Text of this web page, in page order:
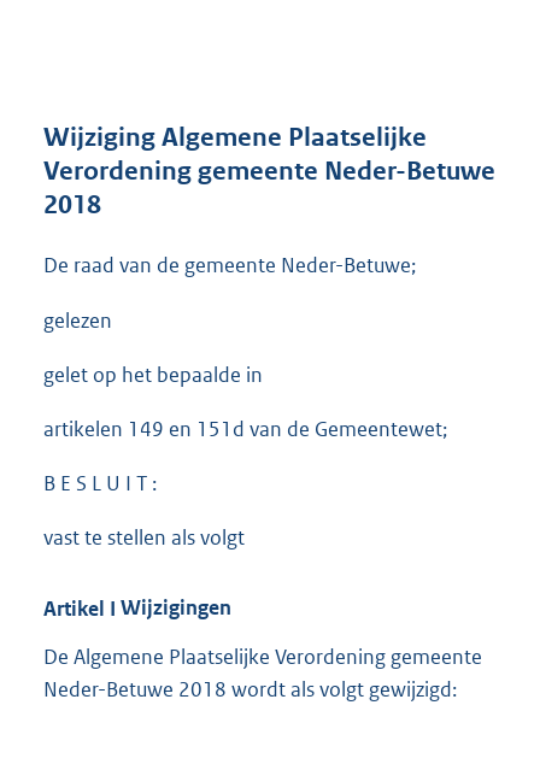
r
o
Wijziging Algemene Plaatselijke
Verordening gemeente Neder-Betuwe
2018
De raad van de gemeente Neder-Betuwe;
gelezen
gelet op het bepaalde in
artikelen 149 en 151d van de Gemeentewet;
B E S L U I T :
vast te stellen als volgt
Artikel I Wijzigingen
De Algemene Plaatselijke Verordening gemeente
Neder-Betuwe 2018 wordt als volgt gewijzigd: